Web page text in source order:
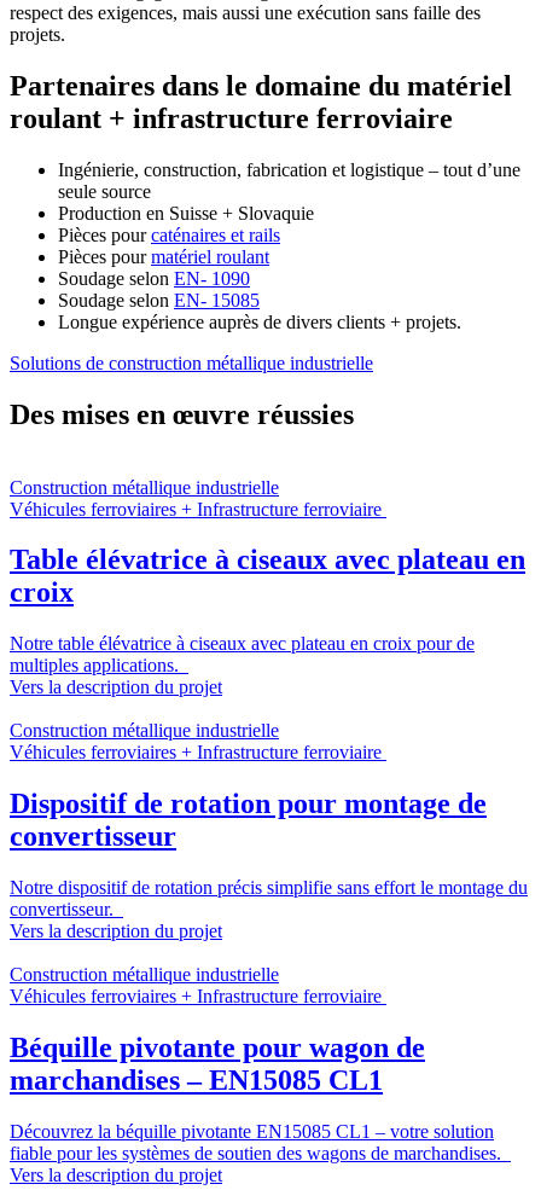
respect des exigences, mais aussi une exécution sans faille des
projets.
Partenaires dans le domaine du matériel
roulant + infrastructure ferroviaire
Ingénierie, construction, fabrication et logistique – tout d’une
seule source
Production en Suisse + Slovaquie
Pièces pourcaténaires et rails
Pièces pourmatériel roulant
Soudage selon EN- 1090
Soudage selon EN- 15085
Longue expérience auprès de divers clients + projets.
Solutions de construction métallique industrielle
Des mises en œuvre réussies
Construction métallique industrielle
Véhicules ferroviaires + Infrastructure ferroviaire
Table élévatrice à ciseaux avec plateau en
croix
Notre table élévatrice à ciseaux avec plateau en croix pour de
multiples applications.
Vers la description du projet
Construction métallique industrielle
Véhicules ferroviaires + Infrastructure ferroviaire
Dispositif de rotation pour montage de
convertisseur
Notre dispositif de rotation précis simplifie sans effort le montage du
convertisseur.
Vers la description du projet
Construction métallique industrielle
Véhicules ferroviaires + Infrastructure ferroviaire
Béquille pivotante pour wagon de
marchandises – EN15085 CL1
Découvrez la béquille pivotante EN15085 CL1 – votre solution
fiable pour les systèmes de soutien des wagons de marchandises.
Vers la description du projet